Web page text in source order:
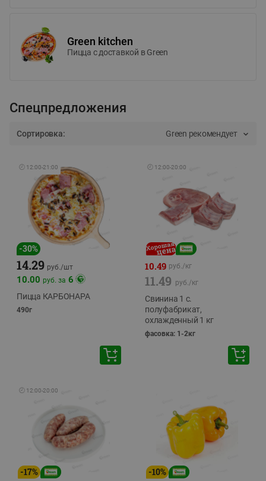
Green kitchen
Пицца c доставкой в Green
Спецпредложения
Сортировка: Green рекомендует
🕘 12:00-21:00
-30%
14.29 руб./шт
10.00 руб. за 6
Пицца КАРБОНАРА
490г
🕘 12:00-20:00
10.49 руб./кг
11.49 руб./кг
Свинина 1 с.
полуфабрикат,
охлажденный 1 кг
фасовка: 1-2кг
🕘 12:00-20:00
-17% -10%